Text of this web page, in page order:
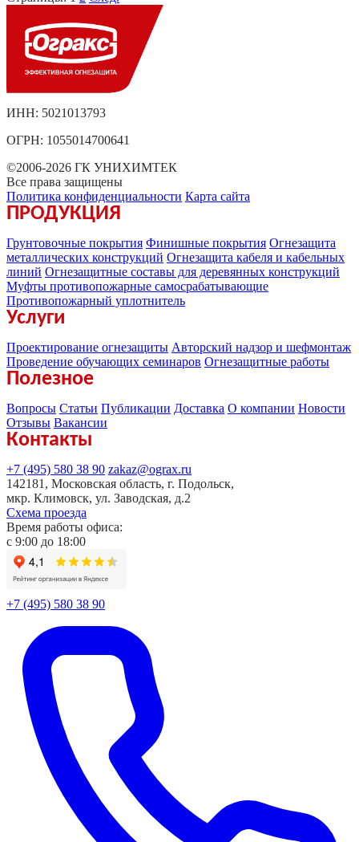
ИНН: 5021013793
ОГРН: 1055014700641
©2006-2026 ГК УНИХИМТЕК
Все права защищены
Политика конфиденциальности Карта сайта
ПРОДУКЦИЯ
Грунтовочные покрытия Финишные покрытия Огнезащита
металлических конструкций Огнезащита кабеля и кабельных
линий Огнезащитные составы для деревянных конструкций
Муфты противопожарные самосрабатывающие
Противопожарный уплотнитель
Услуги
Проектирование огнезащиты Авторский надзор и шефмонтаж
Проведение обучающих семинаров Огнезащитные работы
Полезное
Вопросы Статьи Публикации Доставка О компании Новости
Отзывы Вакансии
Контакты
+7 (495) 580 38 90 zakaz@ograx.ru
142181, Московская область, г. Подольск,
мкр. Климовск, ул. Заводская, д.2
Схема проезда
Время работы офиса:
с 9:00 до 18:00
+7 (495) 580 38 90